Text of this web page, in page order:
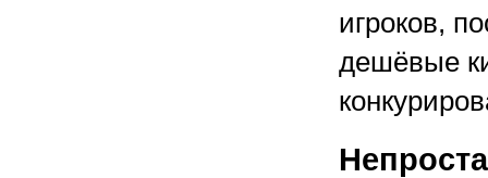
игроков,
дешёвые